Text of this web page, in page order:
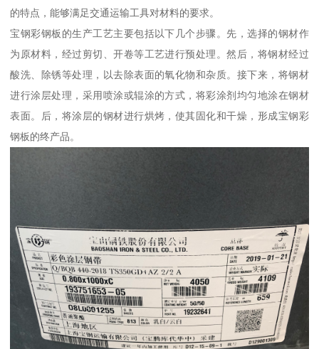
的特点，能够满足交通运输工具对材料的要求。
宝钢彩钢板的生产工艺主要包括以下几个步骤。先，选择的钢材作
为原材料，经过剪切、开卷等工艺进行预处理。然后，将钢材经过
酸洗、除锈等处理，以去除表面的氧化物和杂质。接下来，将钢材
进行涂层处理，采用喷涂或辊涂的方式，将彩涂剂均匀地涂在钢材
表面。后，将涂层的钢材进行烘烤，使其固化和干燥，形成宝钢彩
钢板的终产品。